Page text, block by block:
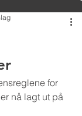
for
nå lagt ut på